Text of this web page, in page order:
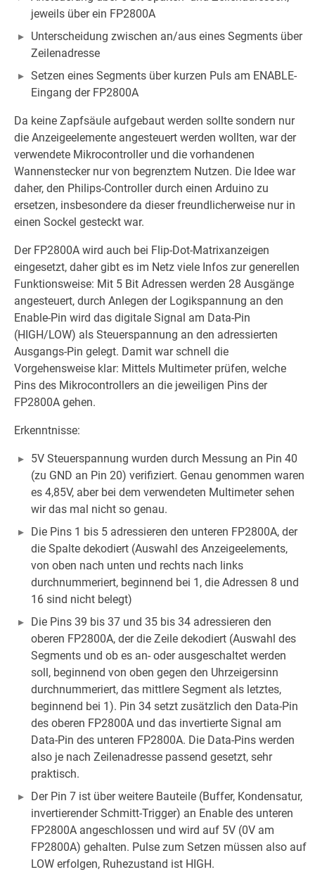
jeweils über ein FP2800A
Unterscheidung zwischen an/aus eines Segments über
Zeilenadresse
Setzen eines Segments über kurzen Puls am ENABLE-
Eingang der FP2800A
Da keine Zapfsäule aufgebaut werden sollte sondern nur
die Anzeigeelemente angesteuert werden wollten, war der
verwendete Mikrocontroller und die vorhandenen
Wannenstecker nur von begrenztem Nutzen. Die Idee war
daher, den Philips-Controller durch einen Arduino zu
ersetzen, insbesondere da dieser freundlicherweise nur in
einen Sockel gesteckt war.
Der FP2800A wird auch bei Flip-Dot-Matrixanzeigen
eingesetzt, daher gibt es im Netz viele Infos zur generellen
Funktionsweise: Mit 5 Bit Adressen werden 28 Ausgänge
angesteuert, durch Anlegen der Logikspannung an den
Enable-Pin wird das digitale Signal am Data-Pin
(HIGH/LOW) als Steuerspannung an den adressierten
Ausgangs-Pin gelegt. Damit war schnell die
Vorgehensweise klar: Mittels Multimeter prüfen, welche
Pins des Mikrocontrollers an die jeweiligen Pins der
FP2800A gehen.
Erkenntnisse:
5V Steuerspannung wurden durch Messung an Pin 40
(zu GND an Pin 20) verifiziert. Genau genommen waren
es 4,85V, aber bei dem verwendeten Multimeter sehen
wir das mal nicht so genau.
Die Pins 1 bis 5 adressieren den unteren FP2800A, der
die Spalte dekodiert (Auswahl des Anzeigeelements,
von oben nach unten und rechts nach links
durchnummeriert, beginnend bei 1, die Adressen 8 und
16 sind nicht belegt)
Die Pins 39 bis 37 und 35 bis 34 adressieren den
oberen FP2800A, der die Zeile dekodiert (Auswahl des
Segments und ob es an- oder ausgeschaltet werden
soll, beginnend von oben gegen den Uhrzeigersinn
durchnummeriert, das mittlere Segment als letztes,
beginnend bei 1). Pin 34 setzt zusätzlich den Data-Pin
des oberen FP2800A und das invertierte Signal am
Data-Pin des unteren FP2800A. Die Data-Pins werden
also je nach Zeilenadresse passend gesetzt, sehr
praktisch.
Der Pin 7 ist über weitere Bauteile (Buffer, Kondensatur,
invertierender Schmitt-Trigger) an Enable des unteren
FP2800A angeschlossen und wird auf 5V (0V am
FP2800A) gehalten. Pulse zum Setzen müssen also auf
LOW erfolgen, Ruhezustand ist HIGH.